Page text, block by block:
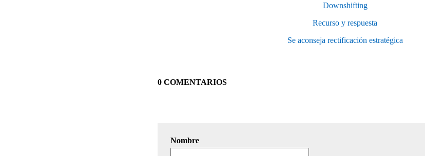
Downshifting
Recurso y respuesta
Se aconseja rectificación estratégica
0 COMENTARIOS
Nombre